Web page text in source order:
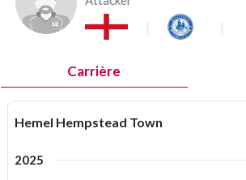
Carrière
Hemel Hempstead Town
2025